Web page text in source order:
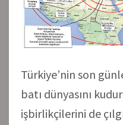
Türkiye’nin son
batı dünyasını
işbirlikçilerini de